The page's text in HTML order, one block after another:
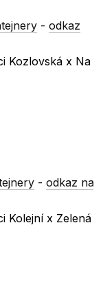
-odkaz
Kozlovská x Na
-odkaz na
Kolejní x Zelená